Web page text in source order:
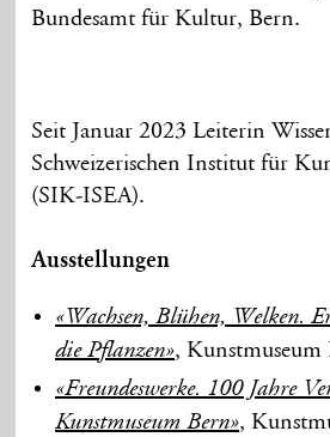
Bundesamt für Kultur, Bern.
Seit Januar 2023 Leiterin
Schweizerischen Institut für
(SIK-ISEA).
Ausstellungen
«Wachsen, Blühen, Welken.
die Pflanzen», Kunstmuseum
«Freundeswerke. 100 Jahre
Kunstmuseum Bern»,